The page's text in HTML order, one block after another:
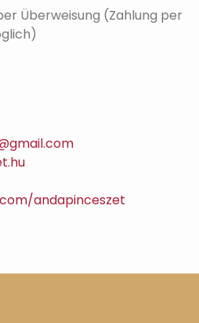
Überweisung (Zahlung per
andapinceszet